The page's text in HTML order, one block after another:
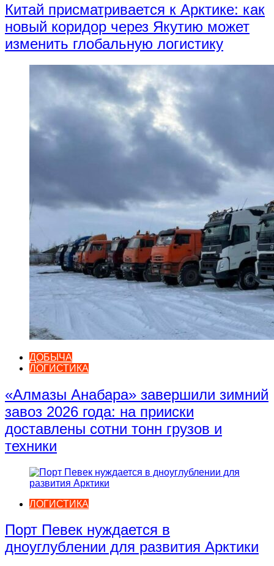
Китай присматривается к Арктике: как
новый коридор через Якутию может
изменить глобальную логистику
ДОБЫЧА
ЛОГИСТИКА
«Алмазы Анабара» завершили зимний
завоз 2026 года: на прииски
доставлены сотни тонн грузов и
техники
ЛОГИСТИКА
Порт Певек нуждается в
дноуглублении для развития Арктики